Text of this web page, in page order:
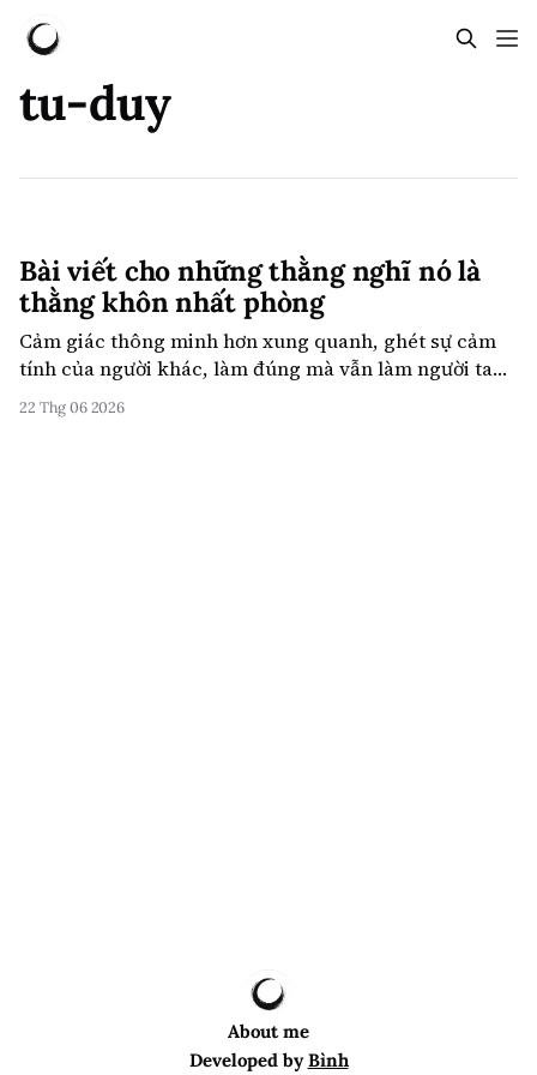
tu-duy
Bài viết cho những thằng nghĩ nó là
thằng khôn nhất phòng
Cảm giác thông minh hơn xung quanh, ghét sự cảm
tính của người khác, làm đúng mà vẫn làm người ta
tổn thương. Mình sống trong cảm giác đó khá lâu, rồi
tính ra nó là nước đi phi lý trí nhất trên bàn cờ, theo
22 Thg 06 2026
About me
Developed byBình